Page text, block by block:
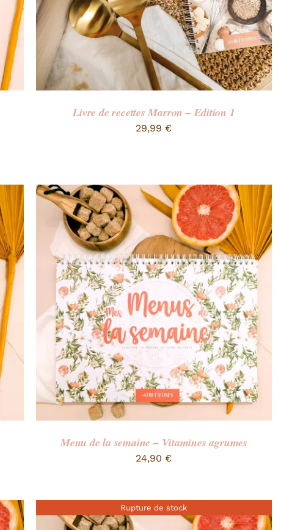
Livre de recettes Marron – Edition 1
29,99 €
Menu de la semaine – Vitamines agrumes
24,90 €
Rupture de stock